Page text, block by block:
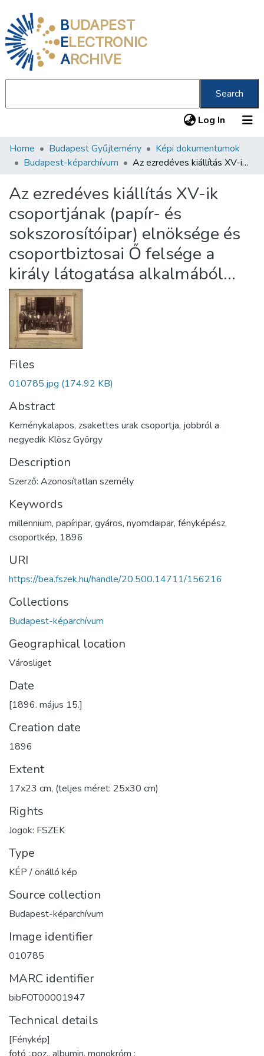
BUDAPEST
ELECTRONIC
ARCHIVE
Search
Log In (current)
Communities & Collections
Statistics
About us
Home Budapest Gyűjtemény
Képi dokumentumok
Budapest-képarchívum
Az ezredéves kiállítás XV-ik csoportjának (papír- és sokszorosítóipar) elnöksége és csoportbiztosai Ő felsége a király látogatása alkalmából...
Az ezredéves kiállítás XV-ik
csoportjának (papír- és
sokszorosítóipar) elnöksége és
csoportbiztosai Ő felsége a
király látogatása alkalmából...
Files
010785.jpg (174.92 KB)
Abstract
Keménykalapos, zsakettes urak csoportja, jobbról a
negyedik Klösz György
Description
Szerző: Azonosítatlan személy
Keywords
millennium, papíripar, gyáros, nyomdaipar, fényképész,
csoportkép, 1896
URI
https://bea.fszek.hu/handle/20.500.14711/156216
Collections
Budapest-képarchívum
Geographical location
Városliget
Date
[1896. május 15.]
Creation date
1896
Extent
17x23 cm, (teljes méret: 25x30 cm)
Rights
Jogok: FSZEK
Type
KÉP / önálló kép
Source collection
Budapest-képarchívum
Image identifier
010785
MARC identifier
bibFOT00001947
Technical details
[Fénykép]